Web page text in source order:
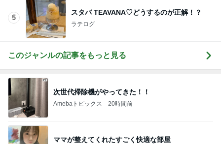
5
スタバ TEAVANA♡どうするのが正解！？
ラテログ
このジャンルの記事をもっと見る
次世代掃除機がやってきた！！
Amebaトピックス 20時間前
ママが整えてくれたすごく快適な部屋